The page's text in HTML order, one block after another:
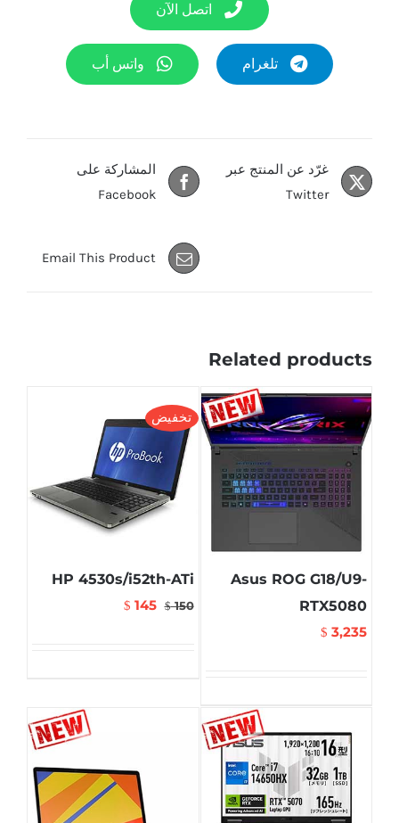
اتصل الآن
تلغرام واتس أب
المشاركة على
Facebook
غرّد عن المنتج عبر
Twitter
Email This Product
Related products
Asus ROG G18/U9-
RTX5080
$ 3,235
تخفيض
HP 4530s/i52th-ATi
$150
$ 145